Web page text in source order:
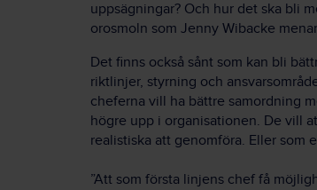
uppsägningar? Och hur det ska bli
orosmoln som Jenny Wibacke
Det finns också sånt som kan bli
riktlinjer, styrning och
cheferna vill ha bättre samordning
högre upp i organisationen. De vill
realistiska att genomföra. Eller som
”Att som första linjens chef få